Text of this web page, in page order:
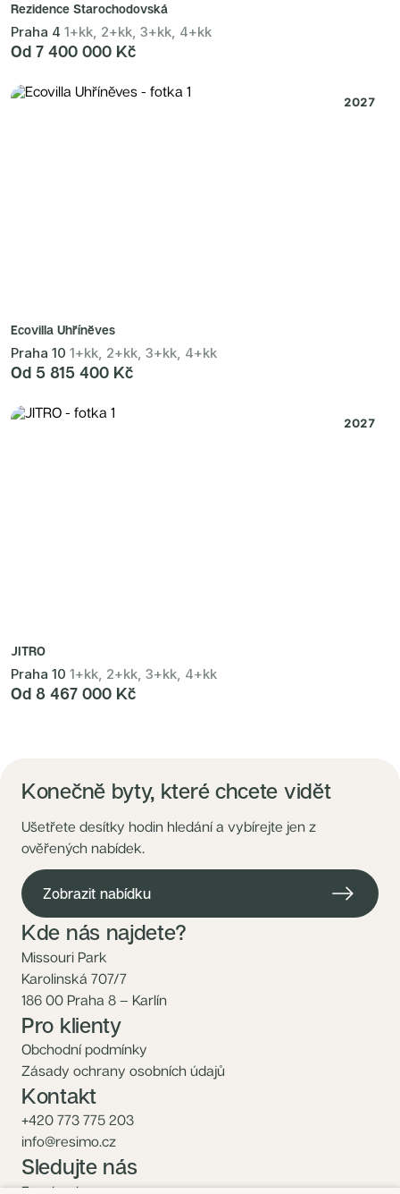
Rezidence Starochodovská
Praha 4 1+kk, 2+kk, 3+kk, 4+kk
Od 7 400 000 Kč
2027
Ecovilla Uhříněves
Praha 10 1+kk, 2+kk, 3+kk, 4+kk
Od 5 815 400 Kč
2027
JITRO
Praha 10 1+kk, 2+kk, 3+kk, 4+kk
Od 8 467 000 Kč
Konečně byty, které chcete vidět
Ušetřete desítky hodin hledání a vybírejte jen z
ověřených nabídek.
Zobrazit nabídku
Kde nás najdete?
Missouri Park
Karolinská 707/7
186 00 Praha 8 – Karlín
Pro klienty
Obchodní podmínky
Zásady ochrany osobních údajů
Kontakt
+420 773 775 203
info@resimo.cz
Sledujte nás